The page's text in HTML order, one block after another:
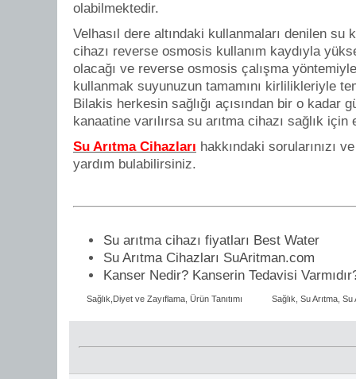
olabilmektedir.
Velhasıl dere altındaki kullanmaları denilen su
cihazı reverse osmosis kullanım kaydıyla
olacağı ve reverse osmosis çalışma
kullanmak suyunuzun tamamını kirlilikleriyle
Bilakis herkesin sağlığı açısından bir o kadar
kanaatine varılırsa su arıtma cihazı sağlık
Su Arıtma Cihazları hakkındaki sorularınızı
yardım bulabilirsiniz.
Su arıtma cihazı fiyatları Best Water
Su Arıtma Cihazları SuAritman.com
Kanser Nedir? Kanserin Tedavisi
Sağlık,Diyet ve Zayıflama Ürün Tanıtımı Sağlık Su Arıtma Su